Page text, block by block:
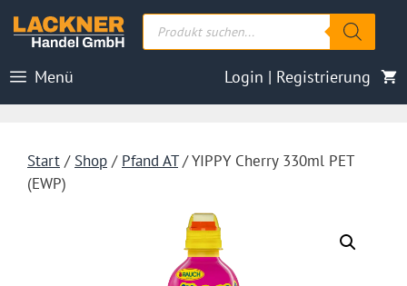
Inhalt
Products
search
Menü Login | Registrierung
Start / Shop / Pfand AT/ YIPPY Cherry 330ml PET
(EWP)